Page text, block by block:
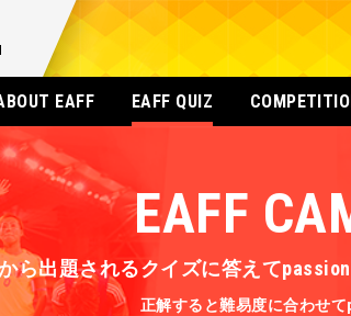
EAFF EAFF QUIZ
EAFF
から出題されるクイズに答えて
正解すると難易度に合わせ